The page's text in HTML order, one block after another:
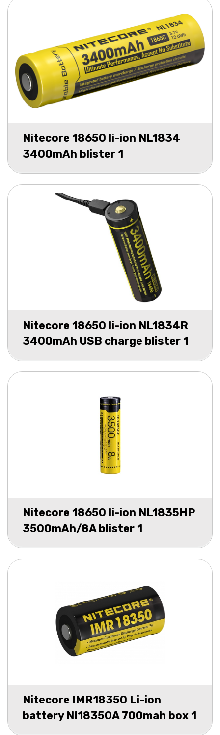
Nitecore 18650 li-ion NL1834
3400mAh blister 1
Nitecore 18650 li-ion NL1834R
3400mAh USB charge blister 1
Nitecore 18650 li-ion NL1835HP
3500mAh/8A blister 1
Nitecore IMR18350 Li-ion
battery NI18350A 700mah box 1